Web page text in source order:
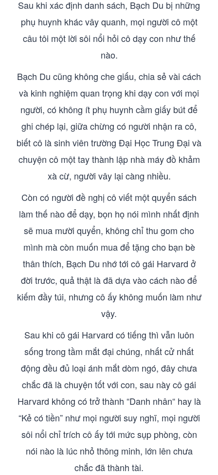
Sau khi xác định danh sách, Bạch Du bị những
phụ huynh khác vây quanh, mọi người cô một
câu tôi một lời sôi nổi hỏi cô dạy con như thế
nào.
Bạch Du cũng không che giấu, chia sẻ vài cách
và kinh nghiệm quan trọng khi dạy con với mọi
người, có không ít phụ huynh cầm giấy bút để
ghi chép lại, giữa chừng có người nhận ra cô,
biết cô là sinh viên trường Đại Học Trung Đại và
chuyện cô một tay thành lập nhà máy đồ khảm
xà cừ, người vây lại càng nhiều.
Còn có người đề nghị cô viết một quyển sách
làm thế nào để dạy, bọn họ nói mình nhất định
sẽ mua mười quyển, không chỉ thu gom cho
mình mà còn muốn mua để tặng cho bạn bè
thân thích, Bạch Du nhớ tới cô gái Harvard ở
đời trước, quả thật là đã dựa vào cách nào để
kiếm đầy túi, nhưng cô ấy không muốn làm như
vậy.
Sau khi cô gái Harvard có tiếng thì vẫn luôn
sống trong tầm mắt đại chúng, nhất cử nhất
động đều đủ loại ánh mắt dòm ngó, đây chưa
chắc đã là chuyện tốt với con, sau này cô gái
Harvard không có trở thành “Danh nhân“ hay là
“Kẻ có tiền” như mọi người suy nghĩ, mọi người
sôi nổi chỉ trích cô ấy tới mức sụp phòng, còn
nói nào là lúc nhỏ thông minh, lớn lên chưa
chắc đã thành tài.